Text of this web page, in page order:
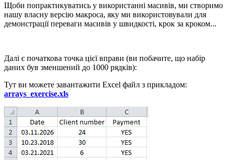
Щоби попрактикуватись у використанні масивів, ми створимо
нашу власну версію макроса, яку ми використовували для
демонстрації переваги масивів у швидкості, крок за кроком...
Далі є початкова точка цієї вправи (ви побачите, що набір
даних був зменшений до 1000 рядків):
Тут ви можете завантажити Excel файл з прикладом:
arrays_exercise.xls